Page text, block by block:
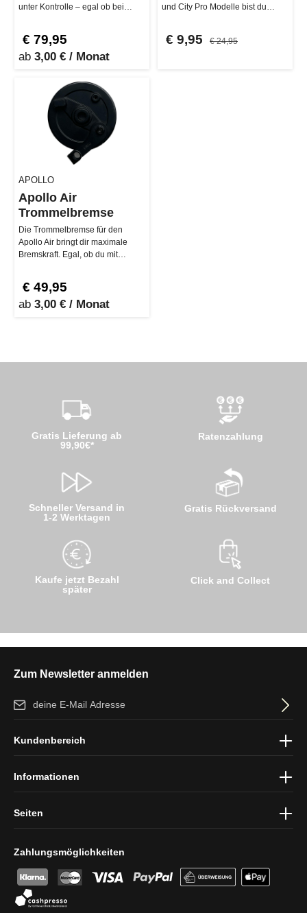
unter Kontrolle – egal ob bei
€ 79,95
ab 3,00 € / Monat
und City Pro Modelle bist du
€ 9,95 € 24,95
APOLLO
Apollo Air
Trommelbremse
Die Trommelbremse für den
Apollo Air bringt dir maximale
Bremskraft. Egal, ob du mit
€ 49,95
ab 3,00 € / Monat
Gratis Lieferung ab
99,90€*
Schneller Versand in
1-2 Werktagen
Kaufe jetzt Bezahl
später
Ratenzahlung
Gratis Rückversand
Click and Collect
Zum Newsletter anmelden
E-Mail-Adresse*
und dieAGBgelesen und bin mit ihnen einverstanden.
Zahlungsmöglichkeiten
Kundenbereich
Informationen
Seiten